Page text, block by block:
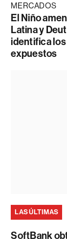
MERCADOS
El Niño
Latina y
identifica
expuestos
LAS ÚLTIMAS
SoftBank